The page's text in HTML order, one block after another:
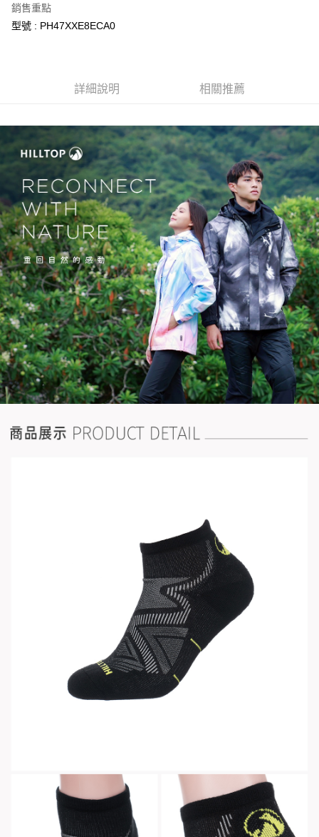
1.本服務由台灣大哥大提供，台灣大哥大用戶可立即使用無須另外申請。
2.付款方式選擇「大哥付你分期」，訂單成立後會自動跳轉到大哥付的交易
消。如遇「轉專審核」未通過狀況，表示未達大哥付你分期系統評分，恕無
1.分期款項不併入電信帳單，「大哥付你分期」於每月結算日後寄送繳費提
2.透過簡訊連結打開帳單後，可選擇「超商條碼／台灣大直營門市／銀行轉
帳／街口支付／iPASS MONEY」等通路繳費。
【注意事項】
1.本服務係由「台灣大哥大股份有限公司」（以下簡稱本公司）所提供，讓
用戶於交易時，得透過本服務購買商品或服務，並由商店將買賣／分期付款
買賣價金債權讓與本公司後，依約使用本公司帳單繳交帳款。
2.基於同意付款使用「大哥付你分期」之契約關係目的，商店將以您的個人
資料（包含姓名、電話或地址）提供予台灣大哥大進項蒐集、處理及利用，
由本公司與您本人進行分期帳單所需資料之確認、核對及更正。
3.完整用戶服務條款，請詳閱以下連結： https://oppay.tw/userRule
AFTEE先享後付
相關說明
１．簡單：不需註冊會員、不需綁卡、不需儲值。
２．便利：只要手機號碼，簡訊認證，即可結帳。
【「AFTEE先享後付」結帳流程】
１．於結帳方式選擇「AFTEE先享後付」後，將跳轉至「AFTEE先享後付」
結帳頁面，進行簡訊認證並確認金額後，即可完成結帳。
２．訂單成立數日內，您將收到繳費通知簡訊。
３．收到繳費通知簡訊後14天內，點擊此簡訊中的連結，可透過四大超商／
ATM／網路銀行／等多元方式進行付款，方視為交易完成。
※ 請注意：結帳手續完成當下不需立刻繳費，但若您需要取消訂單，請聯絡
購買商品的店家。未經商家同意取消之訂單仍視為有效，需透過AFTEE先享
後付繳納相關費用。
※ 交易是否成功請以「AFTEE先享後付 」之結帳頁面顯示為準，若有關於
是否繳費成功／繳費後需取消欲退款等相關疑問，請聯繫「AFTEE先享後付
客戶支援中心」https://netprotections.freshdesk.com/support/home
【注意事項】
１．透過由恩沛科技股份有限公司提供之「AFTEE先享後付」服務完成之交
易，需依本服務之必要範圍內提供個人資料，並將交易相關給付款項請求債
權轉讓予恩沛科技股份有限公司。
２．關於個人資料處理事宜，請瀏覽以下網址：
https://aftee.tw/terms/#terms3
３．未成年的使用者請事先徵得法定代理人或監護人之同意方可使用
「AFTEE先享後付」，若未經同意申辦者引起之損失，本公司不負相關責
任。
時審查核予不同之上限額度；若仍有額度不足之情形，本公司將視審查結果
請求用戶進行身份認證。
每筆NT$70，滿NT$899(含以上)免運費
付款後7-11取貨
每筆NT$70，滿NT$899(含以上)免運費
宅配
每筆NT$100，滿NT$1,000(含以上)免運費
京站台北店客服中心(1F星巴克旁) 即日起不提供京站紙袋，取件時
請自備購物袋，若需購買紙袋可現場詢問
免運費
銷售重點
型號 : PH47XXE8ECA0
詳細說明 相關推薦